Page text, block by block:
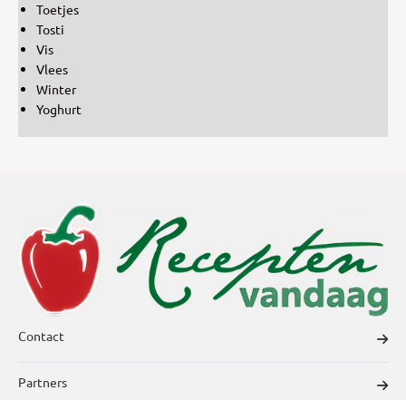
Toetjes
Tosti
Vis
Vlees
Winter
Yoghurt
Contact
Partners